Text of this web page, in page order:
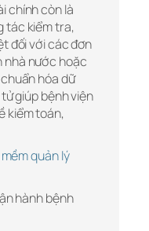
chính còn là
tác kiểm tra,
đối với các đơn
nhà nước hoặc
hóa dữ
giúp bệnh viện
kiểm toán,
quản lý
hành bệnh